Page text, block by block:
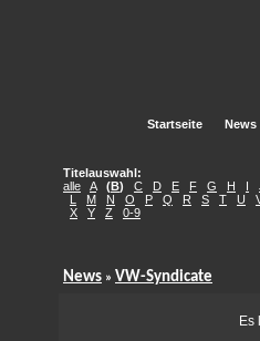
Startseite News
Titelauswahl:
alle
A (B) C D E F G H I
L
M N O P Q R S T U
X
Y Z 0-9
News » VW-Syndicate
Es